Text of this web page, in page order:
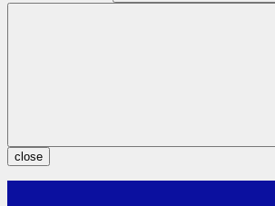
close